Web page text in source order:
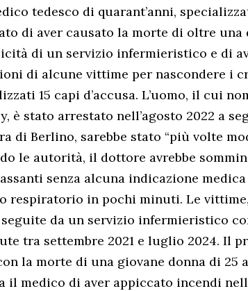
tedesco di quarant’anni,
di aver causato la morte di oltre
di un servizio infermieristico e di
di alcune vittime per nascondere i
15 capi d’accusa. L’uomo, il cui
è stato arrestato nell’agosto 2022 a
di Berlino, sarebbe stato “più volte
le autorità, il dottore avrebbe
senza alcuna indicazione
respiratorio in pochi minuti. Le
da un servizio infermieristico
tra settembre 2021 e luglio 2024. Il
la morte di una giovane donna di
il medico di aver appiccato incendi